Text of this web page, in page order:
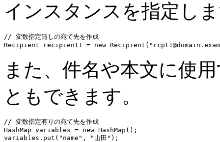
インスタンスを指定し
// 変数指定無しの宛て先を作成
また、件名や本文に使
ともできます。
// 変数指定有りの宛て先を作成
HashMap variables = new HashMap();
variables.put("name", "山田");